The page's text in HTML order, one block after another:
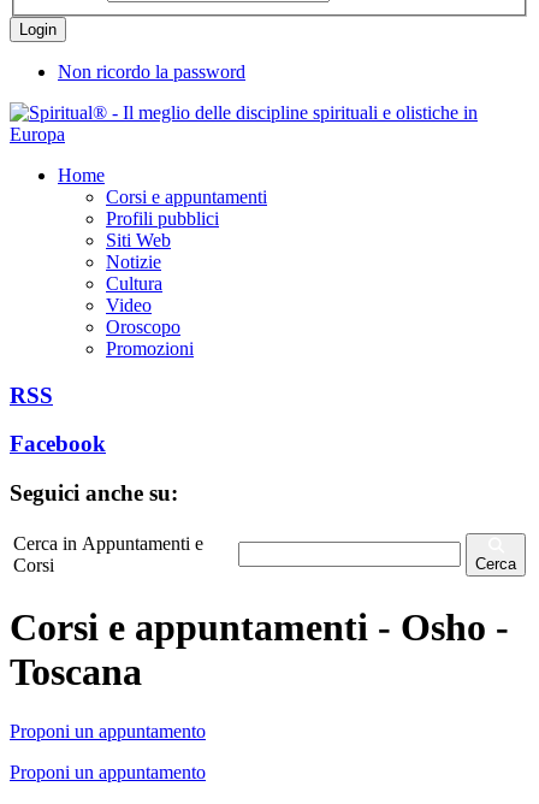
Non ricordo la password
Home
Corsi e appuntamenti
Profili pubblici
Siti Web
Notizie
Cultura
Video
Oroscopo
Promozioni
RSS
Facebook
Seguici anche su:
Cerca in Appuntamenti e
Corsi
Cerca
Corsi e appuntamenti - Osho -
Toscana
Proponi un appuntamento
Proponi un appuntamento